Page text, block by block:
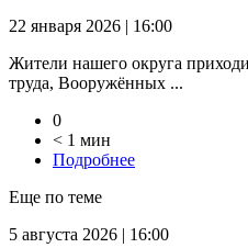
22 января 2026 | 16:00
Жители нашего округа
труда, Вооружённых ...
0
< 1 мин
Подробнее
Еще по теме
5 августа 2026 | 16:00